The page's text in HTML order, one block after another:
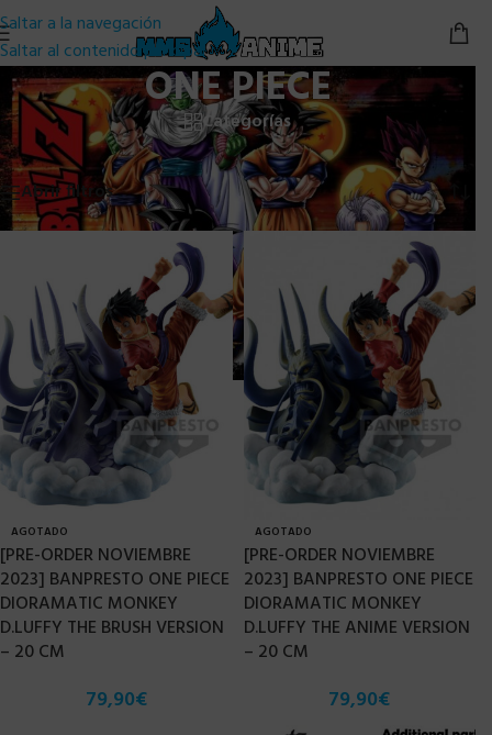
Saltar a la navegación
Saltar al contenido principal
ONE PIECE
Categorías
Inicio/Banpresto/One Piece Mostrando los 5 resultados
Abrir filtros
AGOTADO
[PRE-ORDER NOVIEMBRE
2023] BANPRESTO ONE PIECE
DIORAMATIC MONKEY
D.LUFFY THE BRUSH VERSION
– 20 CM
79,90€
AGOTADO
[PRE-ORDER NOVIEMBRE
2023] BANPRESTO ONE PIECE
DIORAMATIC MONKEY
D.LUFFY THE ANIME VERSION
– 20 CM
79,90€